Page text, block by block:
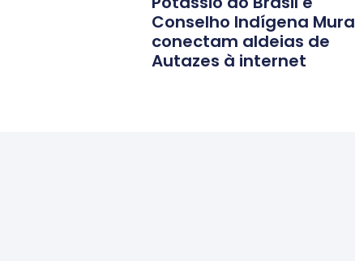
Conselho Indígena Mura
conectam aldeias de
Autazes à internet